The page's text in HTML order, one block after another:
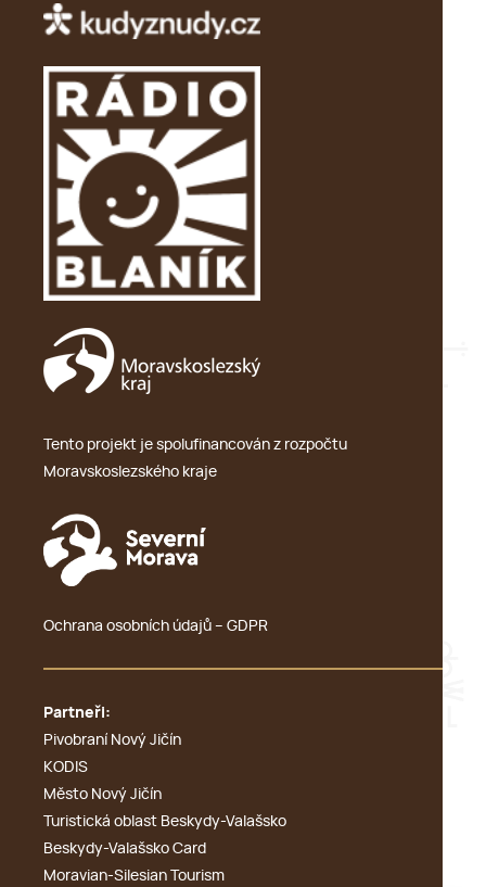
Tento projekt je spolufinancován z rozpočtu
Moravskoslezského kraje
Ochrana osobních údajů – GDPR
Partneři:
Pivobraní Nový Jičín
KODIS
Město Nový Jičín
Turistická oblast Beskydy-Valašsko
Beskydy-Valašsko Card
Moravian-Silesian Tourism